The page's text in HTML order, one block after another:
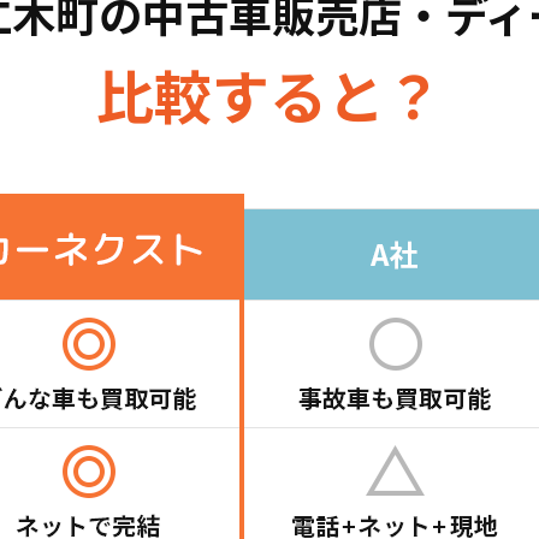
町の中古車販売店・デ
比較すると？